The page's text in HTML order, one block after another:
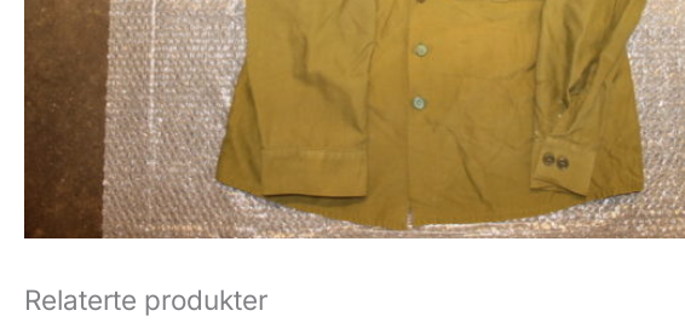
Relaterte produkter